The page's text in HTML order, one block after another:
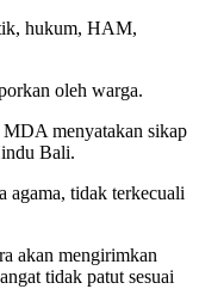
hukum, HAM,
oleh warga.
MDA menyatakan sikap
Bali.
agama, tidak terkecuali
akan mengirimkan
tidak patut sesuai